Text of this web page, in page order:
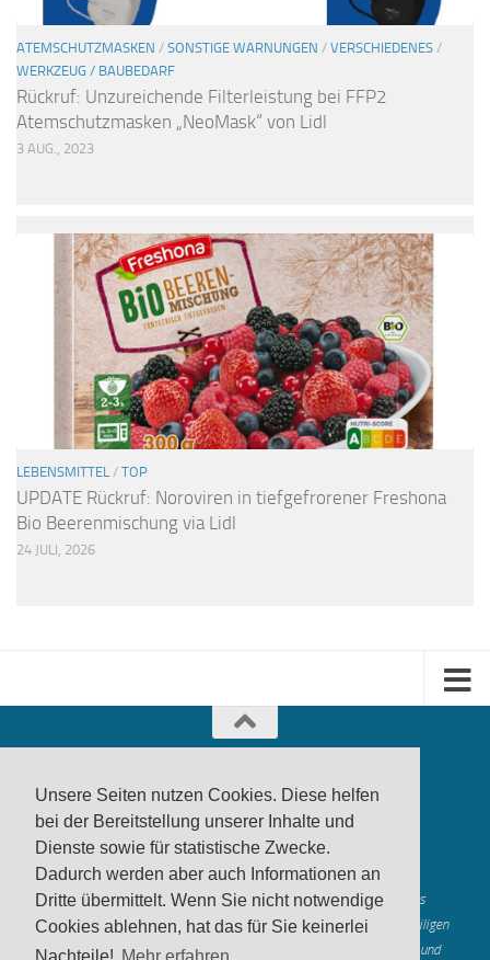
Unsere Seiten nutzen Cookies. Diese helfen
bei der Bereitstellung unserer Inhalte und
Dienste sowie für statistische Zwecke.
Dadurch werden aber auch Informationen an
Dritte übermittelt. Wenn Sie nicht notwendige
Cookies ablehnen, hat das für Sie keinerlei
ATEMSCHUTZMASKEN / SONSTIGE WARNUNGEN / VERSCHIEDENES /
WERKZEUG / BAUBEDARF
Rückruf: Unzureichende Filterleistung bei FFP2
Atemschutzmasken „NeoMask“ von Lidl
3 AUG., 2023
LEBENSMITTEL / TOP
UPDATE Rückruf: Noroviren in tiefgefrorener Freshona
Bio Beerenmischung via Lidl
24 JULI, 2026
produktwarnung.eu - 2007-2026
Made in Gerstetten |Medienzentrum Gerstetten
Alle genannten Marken, Warenzeichen und Logos innerhalb dieses
Medienangebotes sind durch die Marken- und Urheberechte der jeweiligen
Rechteinhaber geschützt, und dienen lediglich der Berichterstattung und